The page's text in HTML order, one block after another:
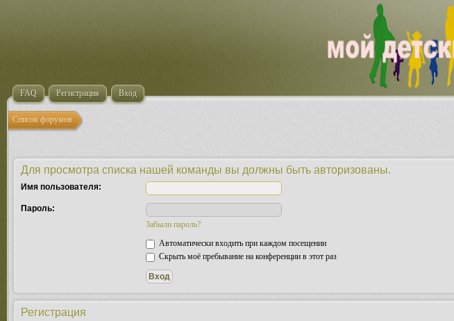
FAQ Регистрация Вход
Список форумов
Для просмотра списка нашей команды вы должны быть авторизованы.
Имя пользователя:
Пароль:
Забыли пароль?
Автоматически входить при каждом посещении
Скрыть моё пребывание на конференции в этот раз
Регистрация